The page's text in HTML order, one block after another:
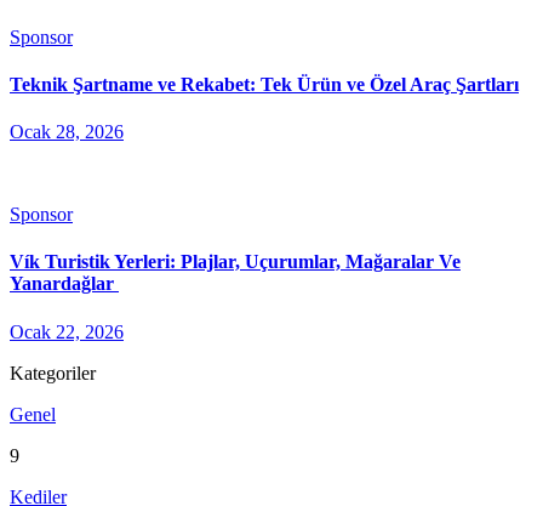
Sponsor
Teknik Şartname ve Rekabet: Tek Ürün ve Özel Araç Şartları
Ocak 28, 2026
Sponsor
Vík Turistik Yerleri: Plajlar, Uçurumlar, Mağaralar Ve
Yanardağlar
Ocak 22, 2026
Kategoriler
Genel
9
Kediler